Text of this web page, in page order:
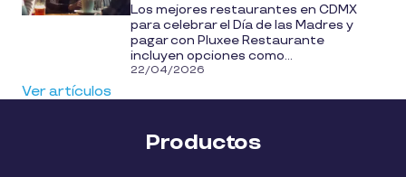
Los mejores restaurantes en CDMX
para celebrar el Día de las Madres y
pagar con Pluxee Restaurante
incluyen opciones como...
22/04/2026
Ver artículos
Productos